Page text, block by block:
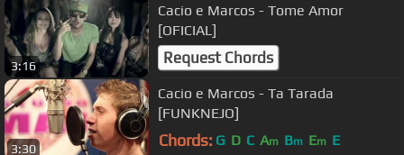
3:16
Cacio e Marcos - Tome Amor
[OFICIAL]
Request Chords
3:30
Cacio e Marcos - Ta Tarada
[FUNKNEJO]
Chords: G D C Am Bm Em E